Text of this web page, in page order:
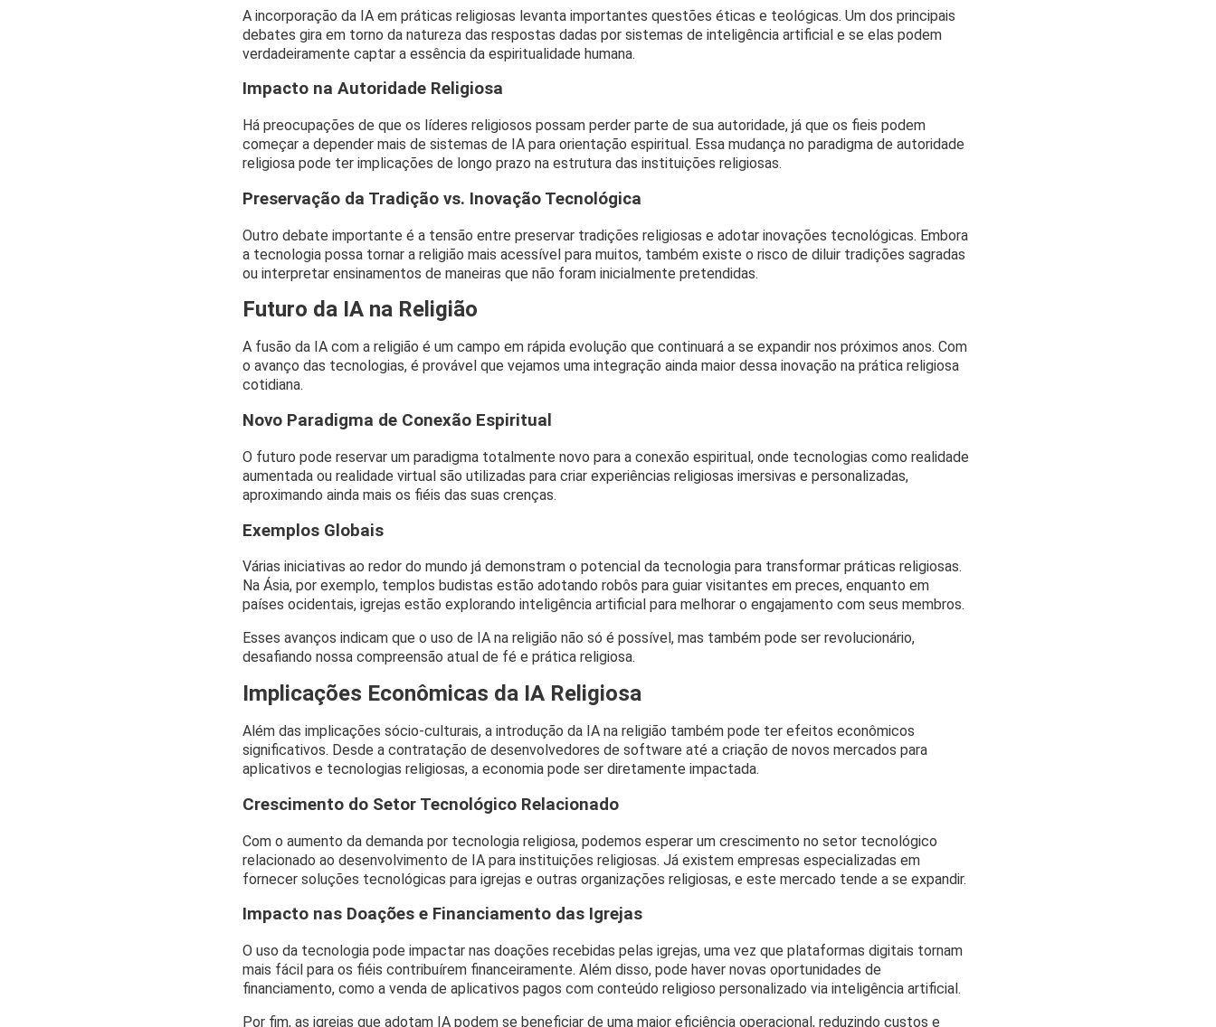
A incorporação da IA em práticas religiosas levanta importantes questões éticas e teológicas. Um dos principais
debates gira em torno da natureza das respostas dadas por sistemas de inteligência artificial e se elas podem
verdadeiramente captar a essência da espiritualidade humana.
Impacto na Autoridade Religiosa
Há preocupações de que os líderes religiosos possam perder parte de sua autoridade, já que os fieis podem
começar a depender mais de sistemas de IA para orientação espiritual. Essa mudança no paradigma de autoridade
religiosa pode ter implicações de longo prazo na estrutura das instituições religiosas.
Preservação da Tradição vs. Inovação Tecnológica
Outro debate importante é a tensão entre preservar tradições religiosas e adotar inovações tecnológicas. Embora
a tecnologia possa tornar a religião mais acessível para muitos, também existe o risco de diluir tradições sagradas
ou interpretar ensinamentos de maneiras que não foram inicialmente pretendidas.
Futuro da IA na Religião
A fusão da IA com a religião é um campo em rápida evolução que continuará a se expandir nos próximos anos. Com
o avanço das tecnologias, é provável que vejamos uma integração ainda maior dessa inovação na prática religiosa
cotidiana.
Novo Paradigma de Conexão Espiritual
O futuro pode reservar um paradigma totalmente novo para a conexão espiritual, onde tecnologias como realidade
aumentada ou realidade virtual são utilizadas para criar experiências religiosas imersivas e personalizadas,
aproximando ainda mais os fiéis das suas crenças.
Exemplos Globais
Várias iniciativas ao redor do mundo já demonstram o potencial da tecnologia para transformar práticas religiosas.
Na Ásia, por exemplo, templos budistas estão adotando robôs para guiar visitantes em preces, enquanto em
países ocidentais, igrejas estão explorando inteligência artificial para melhorar o engajamento com seus membros.
Esses avanços indicam que o uso de IA na religião não só é possível, mas também pode ser revolucionário,
desafiando nossa compreensão atual de fé e prática religiosa.
Implicações Econômicas da IA Religiosa
Além das implicações sócio-culturais, a introdução da IA na religião também pode ter efeitos econômicos
significativos. Desde a contratação de desenvolvedores de software até a criação de novos mercados para
aplicativos e tecnologias religiosas, a economia pode ser diretamente impactada.
Crescimento do Setor Tecnológico Relacionado
Com o aumento da demanda por tecnologia religiosa, podemos esperar um crescimento no setor tecnológico
relacionado ao desenvolvimento de IA para instituições religiosas. Já existem empresas especializadas em
fornecer soluções tecnológicas para igrejas e outras organizações religiosas, e este mercado tende a se expandir.
Impacto nas Doações e Financiamento das Igrejas
O uso da tecnologia pode impactar nas doações recebidas pelas igrejas, uma vez que plataformas digitais tornam
mais fácil para os fiéis contribuírem financeiramente. Além disso, pode haver novas oportunidades de
financiamento, como a venda de aplicativos pagos com conteúdo religioso personalizado via inteligência artificial.
Por fim, as igrejas que adotam IA podem se beneficiar de uma maior eficiência operacional, reduzindo custos e